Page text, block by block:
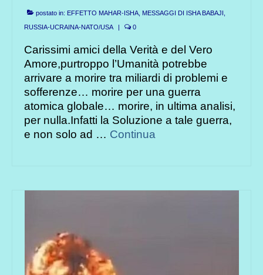
postato in: EFFETTO MAHAR-ISHA MESSAGGI DI ISHA BABAJI
RUSSIA-UCRAINA-NATO/USA
| 0
Carissimi amici della Verità e del Vero
Amore,purtroppo l’Umanità potrebbe
arrivare a morire tra miliardi di problemi e
sofferenze… morire per una guerra
atomica globale… morire, in ultima analisi,
per nulla.Infatti la Soluzione a tale guerra,
e non solo ad … Continua